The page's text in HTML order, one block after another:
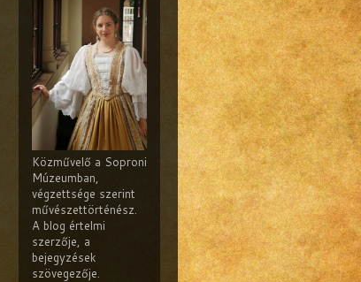
Közművelő a Soproni
Múzeumban,
végzettsége szerint
művészettörténész.
A blog értelmi
szerzője, a
bejegyzések
szövegezője.